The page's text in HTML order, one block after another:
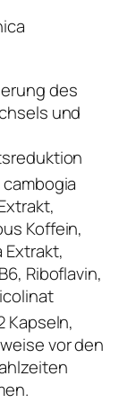
des
und
Koffein,
Extrakt,
Riboflavin,
Kapseln,
vor den